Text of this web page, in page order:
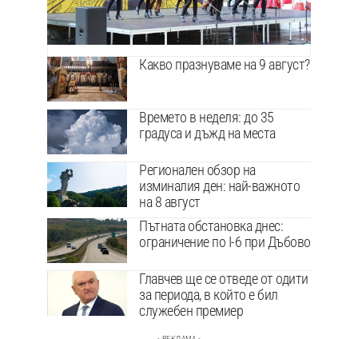
Какво празнуваме на 9 август?
Времето в неделя: до 35
градуса и дъжд на места
Регионален обзор на
изминалия ден: най-важното
на 8 август
Пътната обстановка днес:
ограничение по I-6 при Дъбово
Главчев ще се отведе от одити
за периода, в който е бил
служебен премиер